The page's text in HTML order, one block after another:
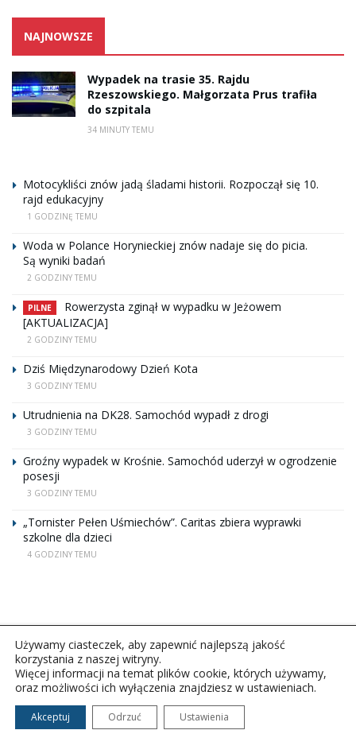
NAJNOWSZE
Wypadek na trasie 35. Rajdu
Rzeszowskiego. Małgorzata Prus trafiła
do szpitala
34 MINUTY TEMU
Motocykliści znów jadą śladami historii. Rozpoczął się 10.
rajd edukacyjny
1 GODZINĘ TEMU
Woda w Polance Horynieckiej znów nadaje się do picia.
Są wyniki badań
2 GODZINY TEMU
PILNE
Rowerzysta zginął w wypadku w Jeżowem
[AKTUALIZACJA]
2 GODZINY TEMU
Dziś Międzynarodowy Dzień Kota
3 GODZINY TEMU
Utrudnienia na DK28. Samochód wypadł z drogi
3 GODZINY TEMU
Groźny wypadek w Krośnie. Samochód uderzył w ogrodzenie
posesji
3 GODZINY TEMU
„Tornister Pełen Uśmiechów”. Caritas zbiera wyprawki
szkolne dla dzieci
4 GODZINY TEMU
Copyright © 2026Polskie Radio Rzeszów S.A. w likwidacj.
Wszelkie prawa zastrzeżone.
Używamy ciasteczek, aby zapewnić najlepszą jakość
korzystania z naszej witryny.
Więcej informacji na temat plików cookie, których używamy,
oraz możliwości ich wyłączenia znajdziesz w ustawieniach.
Akceptuj Odrzuć Ustawienia